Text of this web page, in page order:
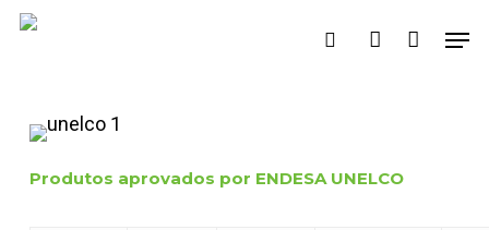
Skip
content
search account
Produtos aprovados por ENDESA UNELCO